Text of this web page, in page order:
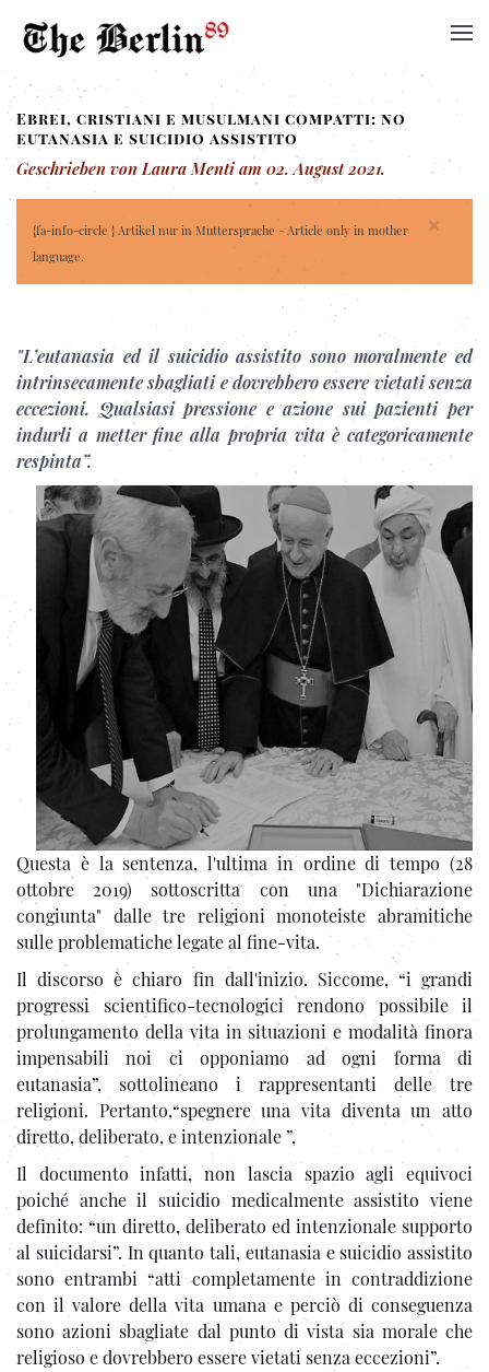
Ebrei, cristiani e musulmani compatti: no
eutanasia e suicidio assistito
Geschrieben von Laura Menti am 02. August 2021.
×
{fa-info-circle } Artikel nur in Muttersprache - Article only in mother
language.
"L’eutanasia ed il suicidio assistito sono moralmente ed
intrinsecamente sbagliati e dovrebbero essere vietati senza
eccezioni. Qualsiasi pressione e azione sui pazienti per
indurli a metter fine alla propria vita è categoricamente
respinta”.
Questa è la sentenza, l'ultima in ordine di tempo (28
ottobre 2019) sottoscritta con una "Dichiarazione
congiunta" dalle tre religioni monoteiste abramitiche
sulle problematiche legate al fine-vita.
Il discorso è chiaro fin dall'inizio. Siccome, “i grandi
progressi scientifico-tecnologici rendono possibile il
prolungamento della vita in situazioni e modalità finora
impensabili noi ci opponiamo ad ogni forma di
eutanasia”, sottolineano i rappresentanti delle tre
religioni. Pertanto,“spegnere una vita diventa un atto
diretto, deliberato, e intenzionale ”,
Il documento infatti, non lascia spazio agli equivoci
poiché anche il suicidio medicalmente assistito viene
definito: “un diretto, deliberato ed intenzionale supporto
al suicidarsi”. In quanto tali, eutanasia e suicidio assistito
sono entrambi “atti completamente in contraddizione
con il valore della vita umana e perciò di conseguenza
sono azioni sbagliate dal punto di vista sia morale che
religioso e dovrebbero essere vietati senza eccezioni”.